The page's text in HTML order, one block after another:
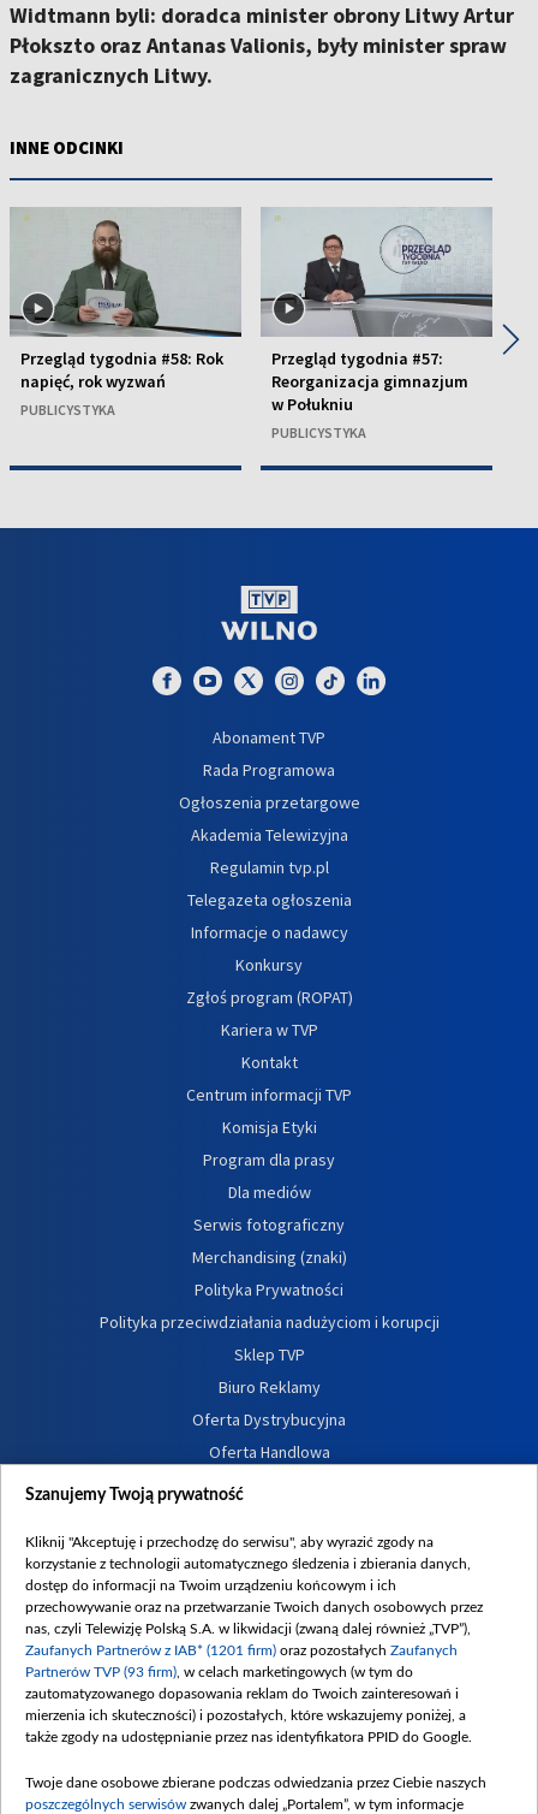
Widtmann byli: doradca minister obrony Litwy Artur
Płokszto oraz Antanas Valionis, były minister spraw
zagranicznych Litwy.
INNE ODCINKI
Przegląd tygodnia #58: Rok
napięć, rok wyzwań
PUBLICYSTYKA
Przegląd tygodnia #57:
Reorganizacja gimnazjum
w Połukniu
PUBLICYSTYKA
▶
Abonament TVP
Rada Programowa
Ogłoszenia przetargowe
Akademia Telewizyjna
Regulamin tvp.pl
Telegazeta ogłoszenia
Informacje o nadawcy
Konkursy
Zgłoś program (ROPAT)
Kariera w TVP
Kontakt
Centrum informacji TVP
Komisja Etyki
Program dla prasy
Dla mediów
Serwis fotograficzny
Merchandising (znaki)
Polityka Prywatności
Polityka przeciwdziałania nadużyciom i korupcji
Sklep TVP
Biuro Reklamy
Oferta Dystrybucyjna
Oferta Handlowa
Dostępność
Procedura zgłoszeń wewnętrznych
Szanujemy Twoją prywatność
Kliknij "Akceptuję i przechodzę do serwisu", aby wyrazić zgody na
korzystanie z technologii automatycznego śledzenia i zbierania danych,
dostęp do informacji na Twoim urządzeniu końcowym i ich
przechowywanie oraz na przetwarzanie Twoich danych osobowych przez
nas, czyli Telewizję Polską S.A. w likwidacji (zwaną dalej również „TVP”),
Zaufanych Partnerów z IAB* (1201 firm) oraz pozostałych Zaufanych
Partnerów TVP (93 firm) , w celach marketingowych (w tym do
zautomatyzowanego dopasowania reklam do Twoich zainteresowań i
mierzenia ich skuteczności) i pozostałych, które wskazujemy poniżej, a
także zgody na udostępnianie przez nas identyfikatora PPID do Google.
Twoje dane osobowe zbierane podczas odwiedzania przez Ciebie naszych
poszczególnych serwisów zwanych dalej „Portalem”, w tym informacje